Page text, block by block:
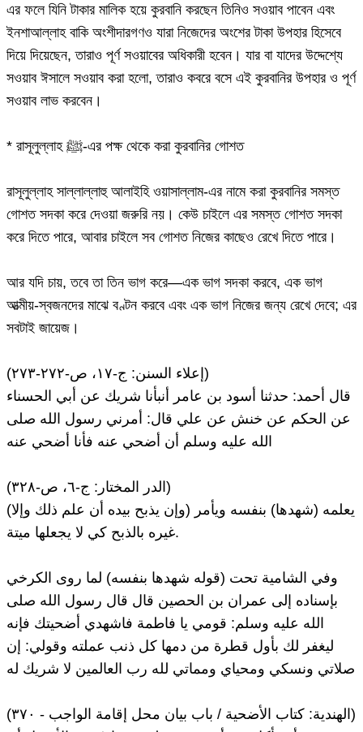
এর ফলে যিনি টাকার মালিক হয়ে কুরবানি করছেন তিনিও সওয়াব পাবেন এবং
ইনশাআল্লাহ বাকি অংশীদারগণও যারা নিজেদের অংশের টাকা উপহার হিসেবে
দিয়ে দিয়েছেন, তারাও পূর্ণ সওয়াবের অধিকারী হবেন। যার বা যাদের উদ্দেশ্যে
সওয়াব ঈসালে সওয়াব করা হলো, তারাও কবরে বসে এই কুরবানির উপহার ও পূর্ণ
সওয়াব লাভ করবেন।
* রাসূলুল্লাহ ﷺ-এর পক্ষ থেকে করা কুরবানির গোশত
রাসূলুল্লাহ সাল্লাল্লাহু আলাইহি ওয়াসাল্লাম-এর নামে করা কুরবানির সমস্ত
গোশত সদকা করে দেওয়া জরুরি নয়। কেউ চাইলে এর সমস্ত গোশত সদকা
করে দিতে পারে, আবার চাইলে সব গোশত নিজের কাছেও রেখে দিতে পারে।
আর যদি চায়, তবে তা তিন ভাগ করে—এক ভাগ সদকা করবে, এক ভাগ
আত্মীয়-স্বজনদের মাঝে বণ্টন করবে এবং এক ভাগ নিজের জন্য রেখে দেবে; এর
সবটাই জায়েজ।
(إعلاء السنن: ج-١٧، ص-٢٧٢-٢٧٣)
قال أحمد: حدثنا أسود بن عامر أنبأنا شريك عن أبي الحسناء
عن الحكم عن خنش عن علي قال: أمرني رسول الله صلى
الله عليه وسلم أن أضحي عنه فأنا أضحي عنه
(الدر المختار: ج-٦، ص-٣٢٨)
(وإن يذبح بيده أن علم ذلك وإلا) يعلمه (شهدها) بنفسه ويأمر
غيره بالذبح كي لا يجعلها ميتة.
وفي الشامية تحت (قوله شهدها بنفسه) لما روى الكرخي
بإسناده إلى عمران بن الحصين قال قال رسول الله صلى
الله عليه وسلم: قومي يا فاطمة فاشهدي أضحيتك فإنه
ليغفر لك بأول قطرة من دمها كل ذنب عملته وقولي: إن
صلاتي ونسكي ومحياي ومماتي لله رب العالمين لا شريك له
(الهندية: كتاب الأضحية / باب بيان محل إقامة الواجب - ٣٧٠)